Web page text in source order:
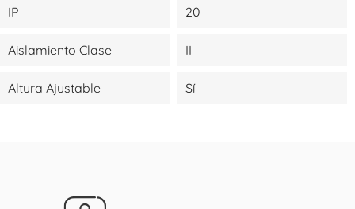
IP 20
Aislamiento Clase II
Altura Ajustable Sí